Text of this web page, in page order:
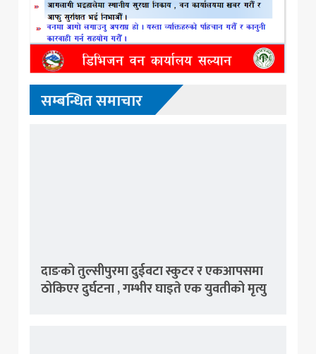
सम्बन्धित समाचार
दाङको तुल्सीपुरमा दुईवटा स्कुटर र एकआपसमा
ठोकिएर दुर्घटना , गम्भीर घाइते एक युवतीको मृत्यु